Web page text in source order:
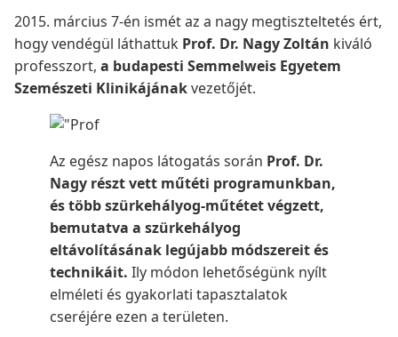
2015. március 7-én ismét az a nagy megtiszteltetés ért,
hogy vendégül láthattuk Prof. Dr. Nagy Zoltán kiváló
professzort, a budapesti Semmelweis Egyetem
Szemészeti Klinikájánakvezetőjét.
Az egész napos látogatás során Prof. Dr.
Nagy részt vett műtéti programunkban,
és több szürkehályog-műtétet végzett,
bemutatva a szürkehályog
eltávolításának legújabb módszereit és
technikáit. Ily módon lehetőségünk nyílt
elméleti és gyakorlati tapasztalatok
cseréjére ezen a területen.